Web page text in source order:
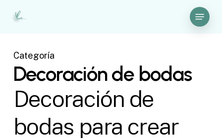
Menu
Categoría
Decoración de bodas
Decoración de
bodas para crear